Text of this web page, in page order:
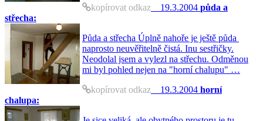
kopírovat odkaz 19.3.2004 půda a
střecha:
Půda a střecha Úplně nahoře je ještě půda
naprosto neuvěřitelně čistá. Inu sestřičky.
Neodolal jsem a vylezl na střechu. Odměnou
mi byl pohled nejen na "horní chalupu" …
kopírovat odkaz 19.3.2004 horní
chalupa: